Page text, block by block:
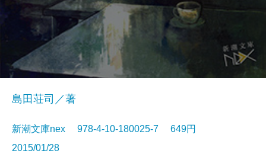
島田荘司／著
新潮文庫nex 978-4-10-180025-7 649円
2015/01/28